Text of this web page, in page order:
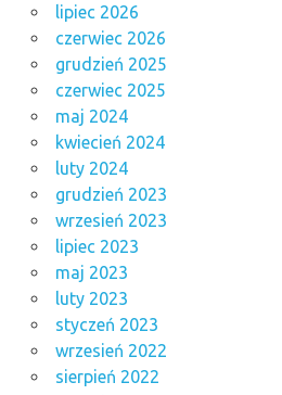
lipiec 2026
czerwiec 2026
grudzień 2025
czerwiec 2025
maj 2024
kwiecień 2024
luty 2024
grudzień 2023
wrzesień 2023
lipiec 2023
maj 2023
luty 2023
styczeń 2023
wrzesień 2022
sierpień 2022